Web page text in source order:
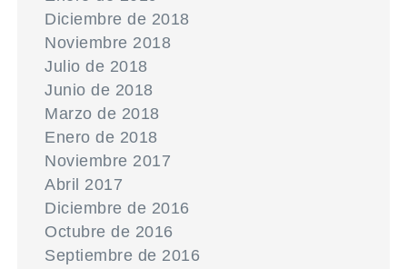
Diciembre de 2018
Noviembre 2018
Julio de 2018
Junio de 2018
Marzo de 2018
Enero de 2018
Noviembre 2017
Abril 2017
Diciembre de 2016
Octubre de 2016
Septiembre de 2016